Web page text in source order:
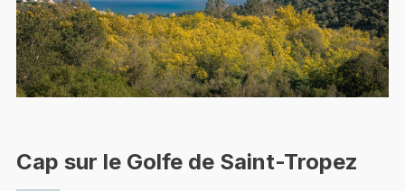
Cap sur le Golfe de Saint-Tropez